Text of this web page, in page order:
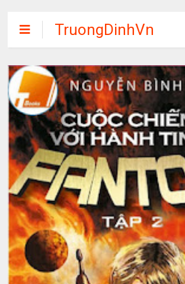
TruongDinhVn
Chia sẽ ebook,
các khóa học,
phần mềm học
tập miễn phí